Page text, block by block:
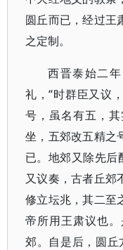
圆丘而已，经过王
之定制。
西晋泰始二
礼，“时群臣又议
号，虽名有五，
坐，五郊改五精之
已。地郊又除先后
又议奏，古者丘郊
修立坛兆，其二至
帝所用王肃议也
郊。自是后，圆丘